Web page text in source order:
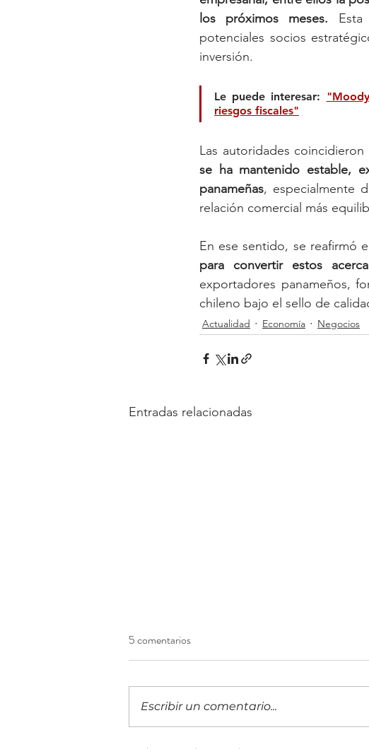
los próximos meses. Esta
potenciales socios
inversión.
Le puede interesar:
riesgos fiscales"
Las autoridades coincidieron
se ha mantenido estable,
panameñas, especialmente
relación comercial más
En ese sentido, se reafirmó el
para convertir estos
exportadores panameños,
chileno bajo el sello de
Actualidad Economía Negocios
Entradas relacionadas
5 comentarios
Escribir un comentario...